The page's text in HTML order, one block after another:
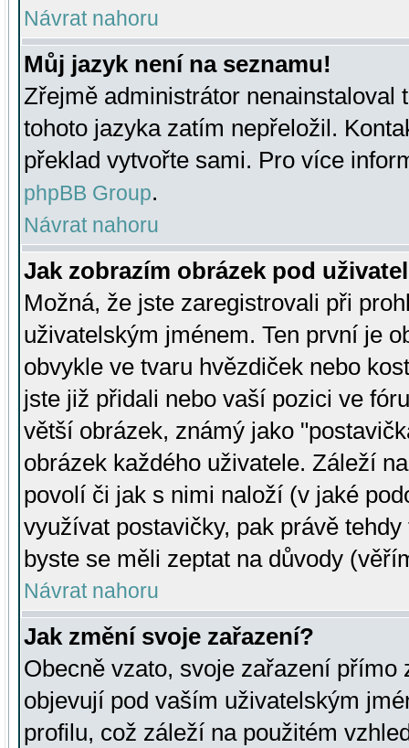
Návrat nahoru
Můj jazyk není na seznamu!
Zřejmě administrátor nenainstaloval
tohoto jazyka zatím nepřeložil.
překlad vytvořte sami. Pro více
phpBB Group.
Návrat nahoru
Jak zobrazím obrázek pod
Možná, že jste zaregistrovali při
uživatelským jménem. Ten první je
obvykle ve tvaru hvězdiček nebo
jste již přidali nebo vaší pozici ve
větší obrázek, známý jako
obrázek každého uživatele. Záleží
povolí či jak s nimi naloží (v jaké
využívat postavičky, pak právě
byste se měli zeptat na důvody
Návrat nahoru
Jak změní svoje zařazení?
Obecně vzato, svoje zařazení přímo
objevují pod vaším uživatelským
profilu, což záleží na použitém